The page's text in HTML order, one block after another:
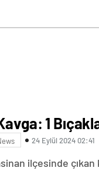
1
24 Eylül 2024 02:41
ilçesinde çıkan